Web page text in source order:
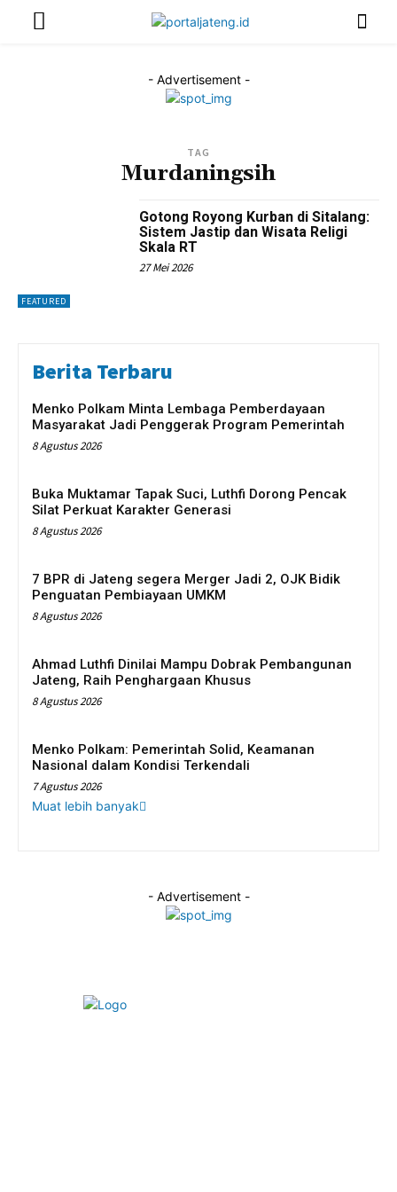
- Advertisement -
TAG
Murdaningsih
FEATURED
Gotong Royong Kurban di Sitalang:
Sistem Jastip dan Wisata Religi
Skala RT
27 Mei 2026
Berita Terbaru
Menko Polkam Minta Lembaga Pemberdayaan
Masyarakat Jadi Penggerak Program Pemerintah
8 Agustus 2026
Buka Muktamar Tapak Suci, Luthfi Dorong Pencak
Silat Perkuat Karakter Generasi
8 Agustus 2026
7 BPR di Jateng segera Merger Jadi 2, OJK Bidik
Penguatan Pembiayaan UMKM
8 Agustus 2026
Ahmad Luthfi Dinilai Mampu Dobrak Pembangunan
Jateng, Raih Penghargaan Khusus
8 Agustus 2026
Menko Polkam: Pemerintah Solid, Keamanan
Nasional dalam Kondisi Terkendali
7 Agustus 2026
Muat lebih banyak
- Advertisement -